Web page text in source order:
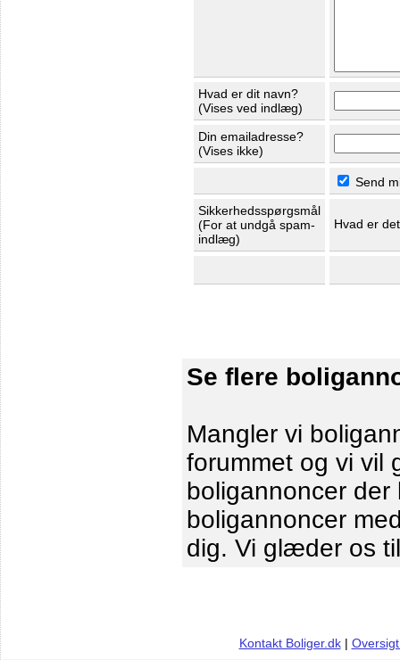
Hvad er dit navn?
(Vises ved indlæg)
Din emailadresse?
(Vises ikke)
Send
Sikkerhedsspørgsmål
(For at undgå spam-
indlæg)
Hvad er
Se flere
Mangler vi
forummet og vi vil
boligannoncer der
boligannoncer
dig. Vi glæder os
Kontakt Boliger.dk|